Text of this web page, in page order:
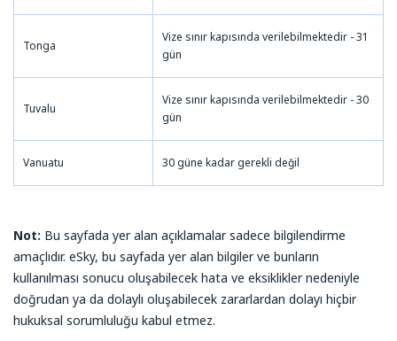
Tonga
Vize sınır kapısında verilebilmektedir - 31
gün
Tuvalu
Vize sınır kapısında verilebilmektedir - 30
gün
Vanuatu 30 güne kadar gerekli değil
Not: Bu sayfada yer alan açıklamalar sadece bilgilendirme
amaçlıdır. eSky, bu sayfada yer alan bilgiler ve bunların
kullanılması sonucu oluşabilecek hata ve eksiklikler nedeniyle
doğrudan ya da dolaylı oluşabilecek zararlardan dolayı hiçbir
hukuksal sorumluluğu kabul etmez.